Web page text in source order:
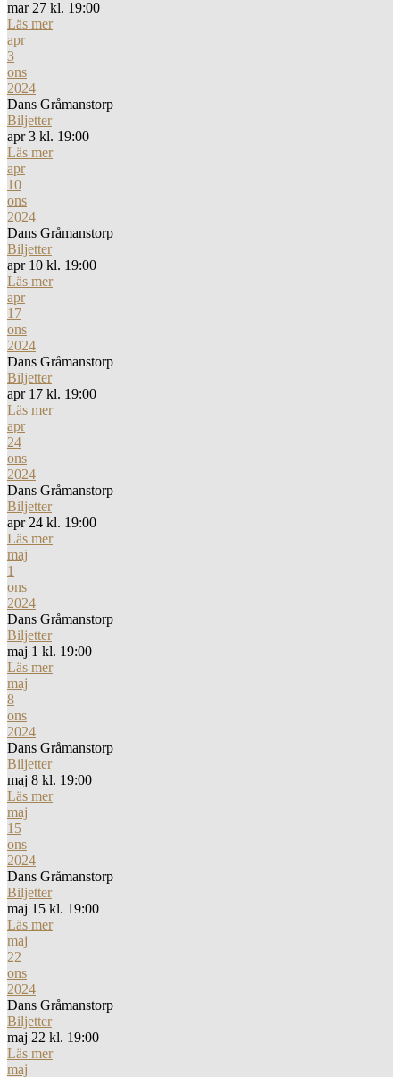
mar 27 kl. 19:00
Läs mer
apr
3
ons
2024
Dans Gråmanstorp
Biljetter
apr 3 kl. 19:00
Läs mer
apr
10
ons
2024
Dans Gråmanstorp
Biljetter
apr 10 kl. 19:00
Läs mer
apr
17
ons
2024
Dans Gråmanstorp
Biljetter
apr 17 kl. 19:00
Läs mer
apr
24
ons
2024
Dans Gråmanstorp
Biljetter
apr 24 kl. 19:00
Läs mer
maj
1
ons
2024
Dans Gråmanstorp
Biljetter
maj 1 kl. 19:00
Läs mer
maj
8
ons
2024
Dans Gråmanstorp
Biljetter
maj 8 kl. 19:00
Läs mer
maj
15
ons
2024
Dans Gråmanstorp
Biljetter
maj 15 kl. 19:00
Läs mer
maj
22
ons
2024
Dans Gråmanstorp
Biljetter
maj 22 kl. 19:00
Läs mer
maj